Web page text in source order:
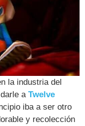
la industria del
darle aTwelve
iba a ser otro
y recolección